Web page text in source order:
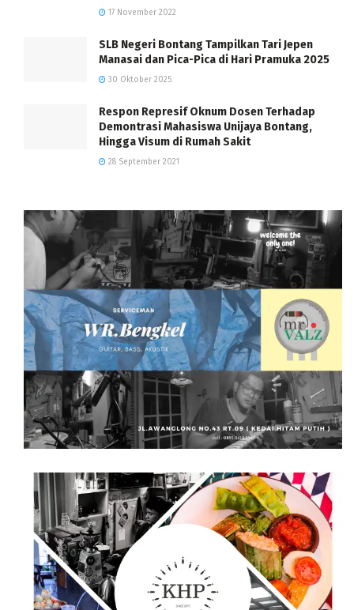
17 November 2022
SLB Negeri Bontang Tampilkan Tari Jepen
Manasai dan Pica-Pica di Hari Pramuka 2025
30 Oktober 2025
Respon Represif Oknum Dosen Terhadap
Demontrasi Mahasiswa Unijaya Bontang,
Hingga Visum di Rumah Sakit
28 September 2021